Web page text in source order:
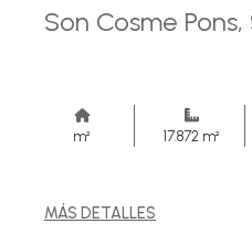
Son Cosme
m² 17.872 m²
MÁS DETALLES